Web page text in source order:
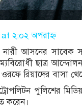
২:০২ অপরাহ্ণ
নারী আসনের সাবেক
ছাত্র
রিয়াদের বাসা
পুলিশের
করেন।